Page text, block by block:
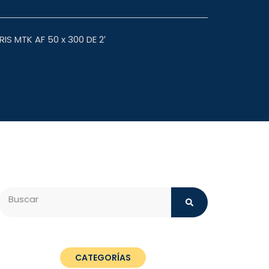
MTK AF 50 x 300 DE 2′
CATEGORÍAS